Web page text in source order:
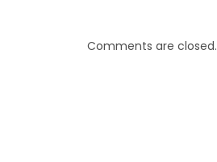
Comments are closed.